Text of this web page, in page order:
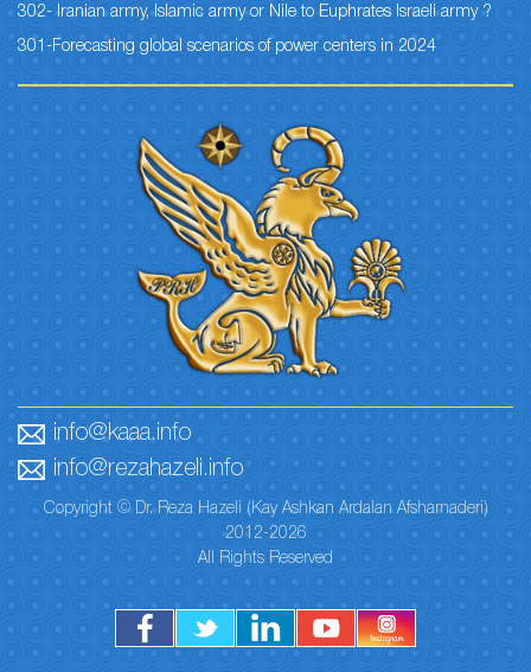
302- Iranian army, Islamic army or Nile to Euphrates Israeli army ?
301-Forecasting global scenarios of power centers in 2024
info@kaaa.info
info@rezahazeli.info
Copyright © Dr. Reza Hazeli (Kay Ashkan Ardalan Afsharnaderi)
2012-2026
All Rights Reserved